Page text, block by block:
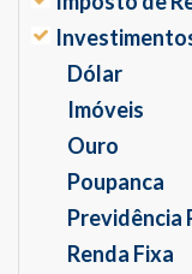
Dólar
Imóveis
Ouro
Poupanca
Previdência
Renda Fixa